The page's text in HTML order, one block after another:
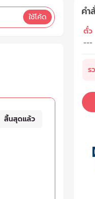
ใช้โค้ด
สิ้นสุดแล้ว
คำ
ตั๋ว
---
ร